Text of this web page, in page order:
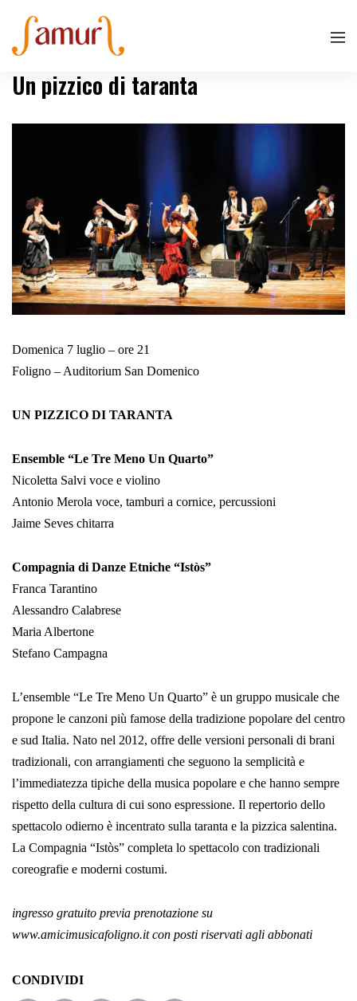
Un pizzico di taranta
Domenica 7 luglio – ore 21
Foligno – Auditorium San Domenico
UN PIZZICO DI TARANTA
Ensemble “Le Tre Meno Un Quarto”
Nicoletta Salvi voce e violino
Antonio Merola voce, tamburi a cornice, percussioni
Jaime Seves chitarra
Compagnia di Danze Etniche “Istòs”
Franca Tarantino
Alessandro Calabrese
Maria Albertone
Stefano Campagna
L’ensemble “Le Tre Meno Un Quarto” è un gruppo musicale che
propone le canzoni più famose della tradizione popolare del centro
e sud Italia. Nato nel 2012, offre delle versioni personali di brani
tradizionali, con arrangiamenti che seguono la semplicità e
l’immediatezza tipiche della musica popolare e che hanno sempre
rispetto della cultura di cui sono espressione. Il repertorio dello
spettacolo odierno è incentrato sulla taranta e la pizzica salentina.
La Compagnia “Istòs” completa lo spettacolo con tradizionali
coreografie e moderni costumi.
ingresso gratuito previa prenotazione su
www.amicimusicafoligno.it con posti riservati agli abbonati
CONDIVIDI